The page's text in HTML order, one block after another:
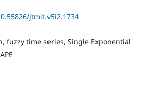
jtmit.v5i2.1734
fuzzy time series, Single Exponential